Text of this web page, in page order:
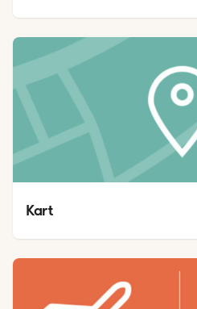
Kart